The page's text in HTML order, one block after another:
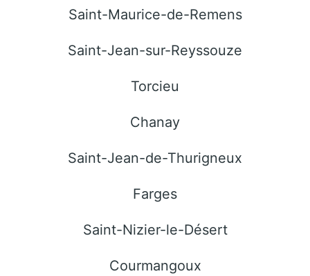
Saint-Maurice-de-Remens
Saint-Jean-sur-Reyssouze
Torcieu
Chanay
Saint-Jean-de-Thurigneux
Farges
Saint-Nizier-le-Désert
Courmangoux